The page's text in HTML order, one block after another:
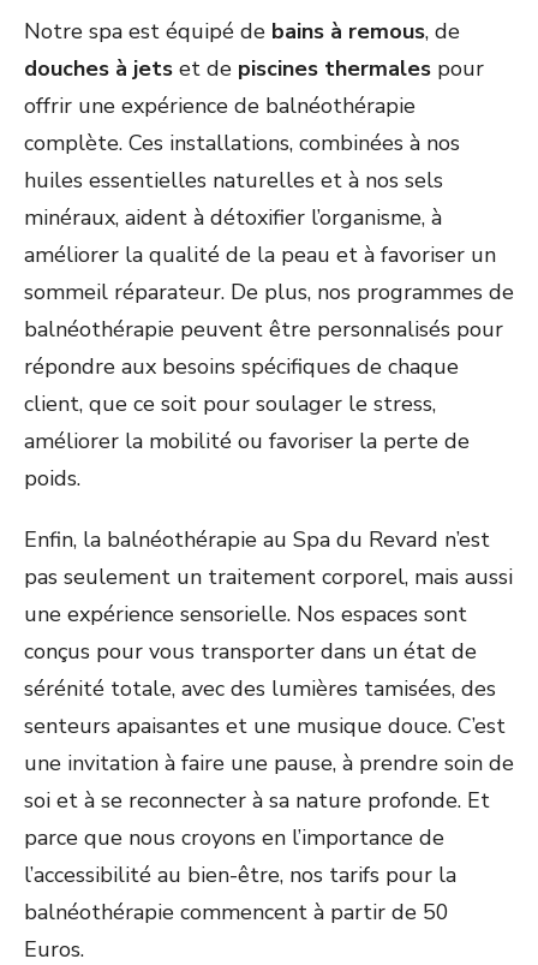
Notre spa est équipé de bains à remous, de
douches à jets et de piscines thermales pour
offrir une expérience de balnéothérapie
complète. Ces installations, combinées à nos
huiles essentielles naturelles et à nos sels
minéraux, aident à détoxifier l’organisme, à
améliorer la qualité de la peau et à favoriser un
sommeil réparateur. De plus, nos programmes de
balnéothérapie peuvent être personnalisés pour
répondre aux besoins spécifiques de chaque
client, que ce soit pour soulager le stress,
améliorer la mobilité ou favoriser la perte de
poids.
Enfin, la balnéothérapie au Spa du Revard n’est
pas seulement un traitement corporel, mais aussi
une expérience sensorielle. Nos espaces sont
conçus pour vous transporter dans un état de
sérénité totale, avec des lumières tamisées, des
senteurs apaisantes et une musique douce. C’est
une invitation à faire une pause, à prendre soin de
soi et à se reconnecter à sa nature profonde. Et
parce que nous croyons en l’importance de
l’accessibilité au bien-être, nos tarifs pour la
balnéothérapie commencent à partir de 50
Euros.